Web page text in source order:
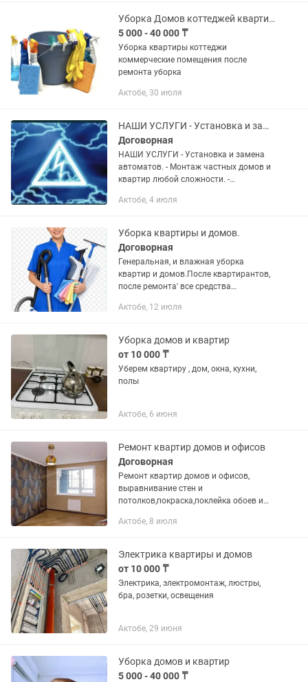
Уборка Домов коттеджей квартиры
5 000 - 40 000 ₸
Уборка квартиры коттеджи
коммерческие помещения после
ремонта уборка
Актобе, 30 июля
НАШИ УСЛУГИ - Установка и замена автоматов. - Монтаж частных домов и кварти
Договорная
НАШИ УСЛУГИ - Установка и замена
автоматов. - Монтаж частных домов и
квартир любой сложности. -
замыканий. - Монтаж и установка
Актобе, 4 июля
Уборка квартиры и домов.
Договорная
Генеральная, и влажная уборка
квартир и домов.После квартирантов,
после ремонта' все средства
на номер,Сообщения на каспине
Актобе, 12 июля
Уборка домов и квартир
от 10 000 ₸
Уберем квартиру , дом, окна, кухни,
полы
Актобе, 6 июня
Ремонт квартир домов и офисов
Договорная
Ремонт квартир домов и офисов,
выравнивание стен и
потолков,покраска,поклейка обоев и
Актобе, 8 июля
Электрика квартиры и домов
от 10 000 ₸
Электрика, электромонтаж, люстры,
бра, розетки, освещения
Актобе, 29 июня
Уборка домов и квартир
5 000 - 40 000 ₸